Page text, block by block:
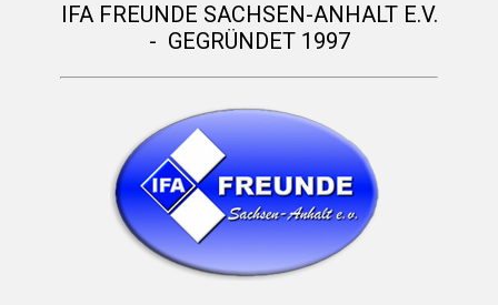
IFA FREUNDE SACHSEN-ANHALT E.V.
- GEGRÜNDET 1997